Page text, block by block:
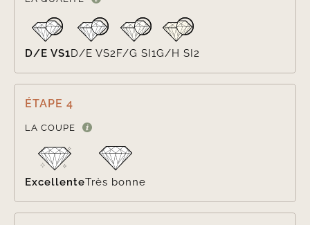
D/E VS1D/E VS2 F/G SI1G/H SI2
ÉTAPE 4
LA COUPE
ExcellenteTrès bonne